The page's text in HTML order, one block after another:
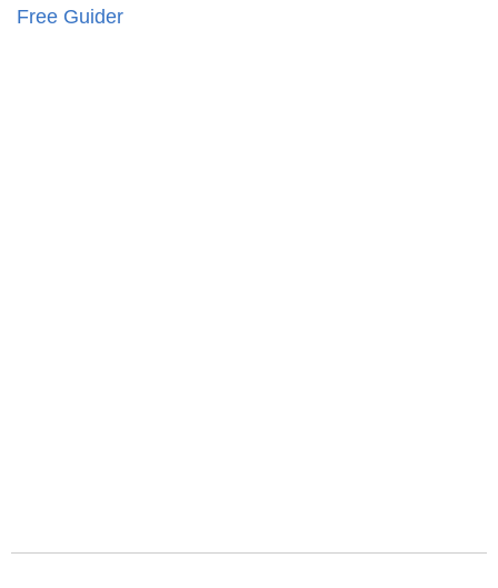
Free Guider